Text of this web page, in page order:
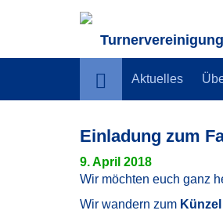
Aktuelles
Einladung zum
9. April 2018
Wir möchten euch ganz
Wir wandern zum